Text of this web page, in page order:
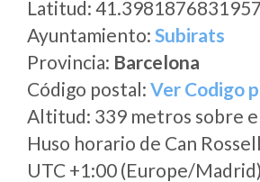
Latitud:
Ayuntamiento: Subirats
Provincia: Barcelona
Código postal: Ver Codigo
Altitud: 339 metros sobre
Huso horario de Can Rossell
UTC +1:00 (Europe/Madrid)